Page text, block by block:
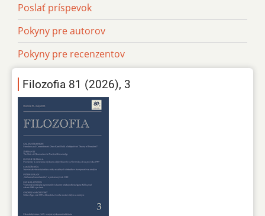
Poslať príspevok
Pokyny pre autorov
Pokyny pre recenzentov
Filozofia 81 (2026), 3